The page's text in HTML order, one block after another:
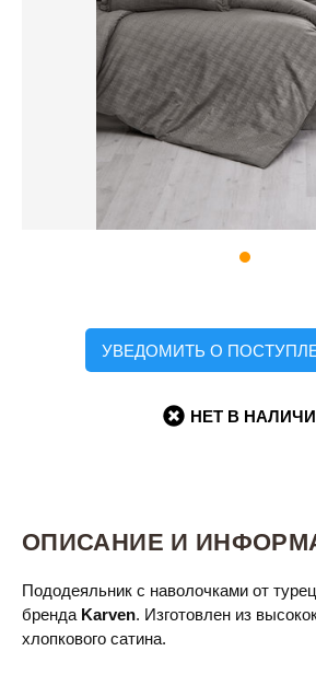
УВЕДОМИТЬ О
НЕТ В
ОПИСАНИЕ И
Пододеяльник с наволочками от
бренда Karven. Изготовлен из
хлопкового сатина.